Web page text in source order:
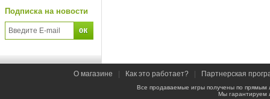
Подписка на новости
О магазине Как это работает? Партнерская
Все продаваемые игры получены по
Мы гарантируем